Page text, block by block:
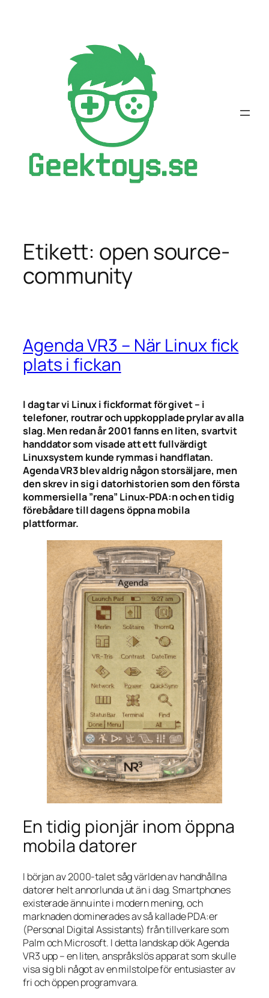
Etikett: open source-
community
Agenda VR3 – När Linux fick
plats i fickan
I dag tar vi Linux i fickformat för givet – i
telefoner, routrar och uppkopplade prylar av alla
slag. Men redan år 2001 fanns en liten, svartvit
handdator som visade att ett fullvärdigt
Linuxsystem kunde rymmas i handflatan.
Agenda VR3 blev aldrig någon storsäljare, men
den skrev in sig i datorhistorien som den första
kommersiella ”rena” Linux-PDA:n och en tidig
förebådare till dagens öppna mobila
plattformar.
En tidig pionjär inom öppna
mobila datorer
I början av 2000‑talet såg världen av handhållna
datorer helt annorlunda ut än i dag. Smartphones
existerade ännu inte i modern mening, och
marknaden dominerades av så kallade PDA:er
(Personal Digital Assistants) från tillverkare som
Palm och Microsoft. I detta landskap dök Agenda
VR3 upp – en liten, anspråkslös apparat som skulle
visa sig bli något av en milstolpe för entusiaster av
fri och öppen programvara.